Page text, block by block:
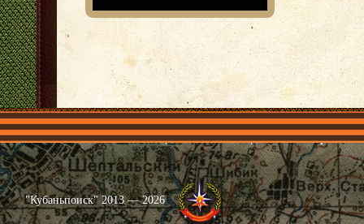
Главная Имена Общественные объединения Проекты
"Кубаньпоиск" 2013 — 2026